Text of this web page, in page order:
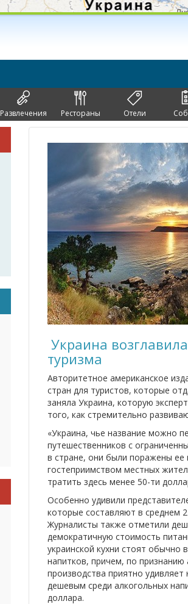
Развлечения Рестораны Отели
Украина
туризма
Авторитетное американское
стран для туристов, которые
заняла Украина, которую
того, как стремительно
«Украина, чье название можно
путешественников с
в стране, они были поражены
гостеприимством местных
тратить здесь менее 50-ти
Особенно удивили
которые составляют в среднем
Журналисты также отметили
демократичную стоимость
украинской кухни стоят обычно
напитков, причем, по признанию
производства приятно
дешевым среди алкогольных
доллара.